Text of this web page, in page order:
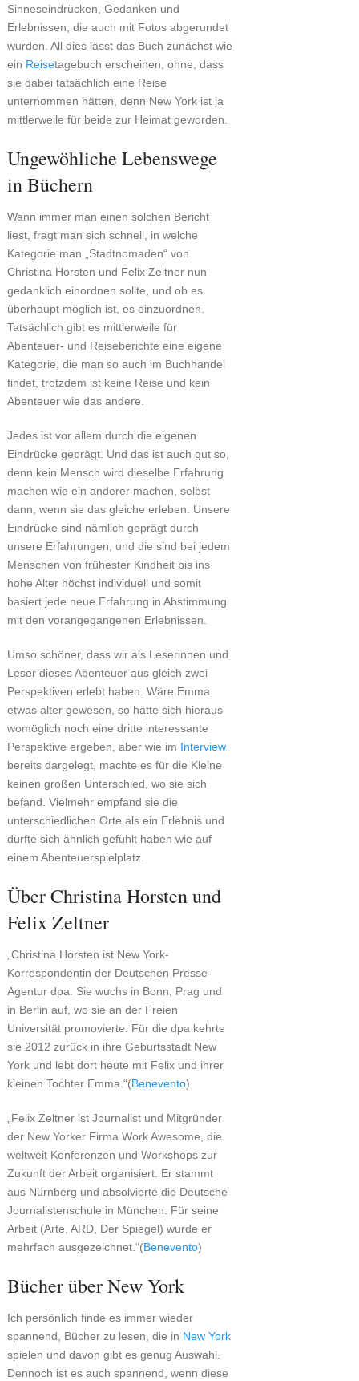
Sinneseindrücken, Gedanken und
Erlebnissen, die auch mit Fotos abgerundet
wurden. All dies lässt das Buch zunächst wie
ein Reisetagebuch erscheinen, ohne, dass
sie dabei tatsächlich eine Reise
unternommen hätten, denn New York ist ja
mittlerweile für beide zur Heimat geworden.
Ungewöhliche Lebenswege
in Büchern
Wann immer man einen solchen Bericht
liest, fragt man sich schnell, in welche
Kategorie man „Stadtnomaden“ von
Christina Horsten und Felix Zeltner nun
gedanklich einordnen sollte, und ob es
überhaupt möglich ist, es einzuordnen.
Tatsächlich gibt es mittlerweile für
Abenteuer- und Reiseberichte eine eigene
Kategorie, die man so auch im Buchhandel
findet, trotzdem ist keine Reise und kein
Abenteuer wie das andere.
Jedes ist vor allem durch die eigenen
Eindrücke geprägt. Und das ist auch gut so,
denn kein Mensch wird dieselbe Erfahrung
machen wie ein anderer machen, selbst
dann, wenn sie das gleiche erleben. Unsere
Eindrücke sind nämlich geprägt durch
unsere Erfahrungen, und die sind bei jedem
Menschen von frühester Kindheit bis ins
hohe Alter höchst individuell und somit
basiert jede neue Erfahrung in Abstimmung
mit den vorangegangenen Erlebnissen.
Umso schöner, dass wir als Leserinnen und
Leser dieses Abenteuer aus gleich zwei
Perspektiven erlebt haben. Wäre Emma
etwas älter gewesen, so hätte sich hieraus
womöglich noch eine dritte interessante
Perspektive ergeben, aber wie im Interview
bereits dargelegt, machte es für die Kleine
keinen großen Unterschied, wo sie sich
befand. Vielmehr empfand sie die
unterschiedlichen Orte als ein Erlebnis und
dürfte sich ähnlich gefühlt haben wie auf
einem Abenteuerspielplatz.
Über Christina Horsten und
Felix Zeltner
„Christina Horsten ist New York-
Korrespondentin der Deutschen Presse-
Agentur dpa. Sie wuchs in Bonn, Prag und
in Berlin auf, wo sie an der Freien
Universität promovierte. Für die dpa kehrte
sie 2012 zurück in ihre Geburtsstadt New
York und lebt dort heute mit Felix und ihrer
kleinen Tochter Emma.“(Benevento)
„Felix Zeltner ist Journalist und Mitgründer
der New Yorker Firma Work Awesome, die
weltweit Konferenzen und Workshops zur
Zukunft der Arbeit organisiert. Er stammt
aus Nürnberg und absolvierte die Deutsche
Journalistenschule in München. Für seine
Arbeit (Arte, ARD, Der Spiegel) wurde er
mehrfach ausgezeichnet.“(Benevento)
Bücher über New York
Ich persönlich finde es immer wieder
spannend, Bücher zu lesen, die in New York
spielen und davon gibt es genug Auswahl.
Dennoch ist es auch spannend, wenn diese